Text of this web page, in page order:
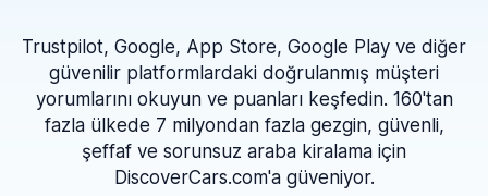
Trustpilot, Google, App Store, Google Play ve diğer
güvenilir platformlardaki doğrulanmış müşteri
yorumlarını okuyun ve puanları keşfedin. 160'tan
fazla ülkede 7 milyondan fazla gezgin, güvenli,
şeffaf ve sorunsuz araba kiralama için
DiscoverCars.com'a güveniyor.